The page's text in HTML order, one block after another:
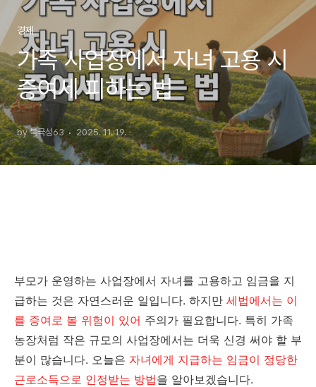
경제
가족 사업장에서 자녀 고용 시
증여세 피하는 법
by 북극성63 2025. 11. 19.
부모가 운영하는 사업장에서 자녀를 고용하고 임금을 지
급하는 것은 자연스러운 일입니다. 하지만 세법에서는 이
를 증여로 볼 위험이 있어 주의가 필요합니다. 특히 가족
농장처럼 작은 규모의 사업장에서는 더욱 신경 써야 할 부
분이 많습니다. 오늘은 자녀에게 지급하는 임금이 정당한
근로소득으로 인정받는 방법을 알아보겠습니다.